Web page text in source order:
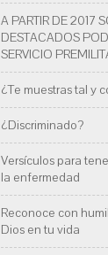
A PARTIR DE 2017
DESTACADOS
SERVICIO
¿Te muestras tal y
¿Discriminado?
Versículos para
la enfermedad
Reconoce con
Dios en tu vida